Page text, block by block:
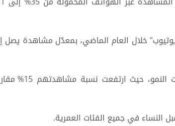
فيما سجّل الرجال بين 55 و64 عاماً أعلى
النساء في جميع الفئات العمرية.